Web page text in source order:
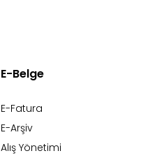
E-Belge
E-Fatura
E-Arşiv
Alış Yönetimi